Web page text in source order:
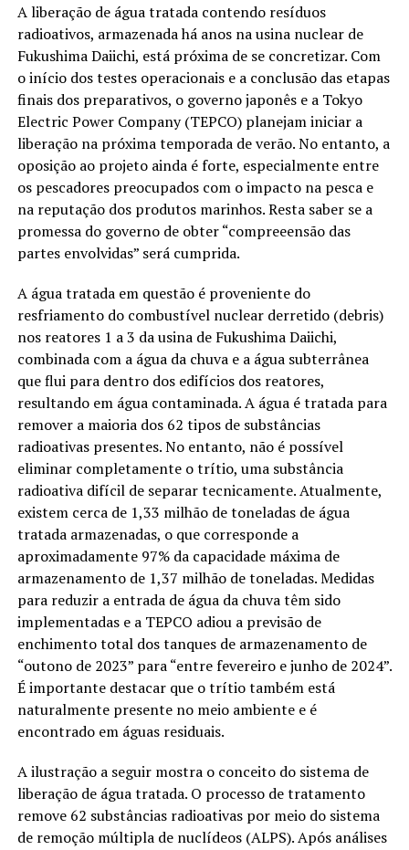
A liberação de água tratada contendo resíduos
radioativos, armazenada há anos na usina nuclear de
Fukushima Daiichi, está próxima de se concretizar. Com
o início dos testes operacionais e a conclusão das etapas
finais dos preparativos, o governo japonês e a Tokyo
Electric Power Company (TEPCO) planejam iniciar a
liberação na próxima temporada de verão. No entanto, a
oposição ao projeto ainda é forte, especialmente entre
os pescadores preocupados com o impacto na pesca e
na reputação dos produtos marinhos. Resta saber se a
promessa do governo de obter “compreeensão das
partes envolvidas” será cumprida.
A água tratada em questão é proveniente do
resfriamento do combustível nuclear derretido (debris)
nos reatores 1 a 3 da usina de Fukushima Daiichi,
combinada com a água da chuva e a água subterrânea
que flui para dentro dos edifícios dos reatores,
resultando em água contaminada. A água é tratada para
remover a maioria dos 62 tipos de substâncias
radioativas presentes. No entanto, não é possível
eliminar completamente o trítio, uma substância
radioativa difícil de separar tecnicamente. Atualmente,
existem cerca de 1,33 milhão de toneladas de água
tratada armazenadas, o que corresponde a
aproximadamente 97% da capacidade máxima de
armazenamento de 1,37 milhão de toneladas. Medidas
para reduzir a entrada de água da chuva têm sido
implementadas e a TEPCO adiou a previsão de
enchimento total dos tanques de armazenamento de
“outono de 2023” para “entre fevereiro e junho de 2024”.
É importante destacar que o trítio também está
naturalmente presente no meio ambiente e é
encontrado em águas residuais.
A ilustração a seguir mostra o conceito do sistema de
liberação de água tratada. O processo de tratamento
remove 62 substâncias radioativas por meio do sistema
de remoção múltipla de nuclídeos (ALPS). Após análises